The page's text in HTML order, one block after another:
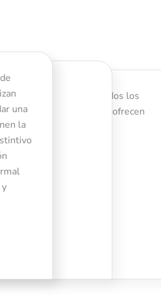
una
la
entre guitarristas de todos los
calidad, estas cuerdas ofrecen
EJ45TT te brindará el control